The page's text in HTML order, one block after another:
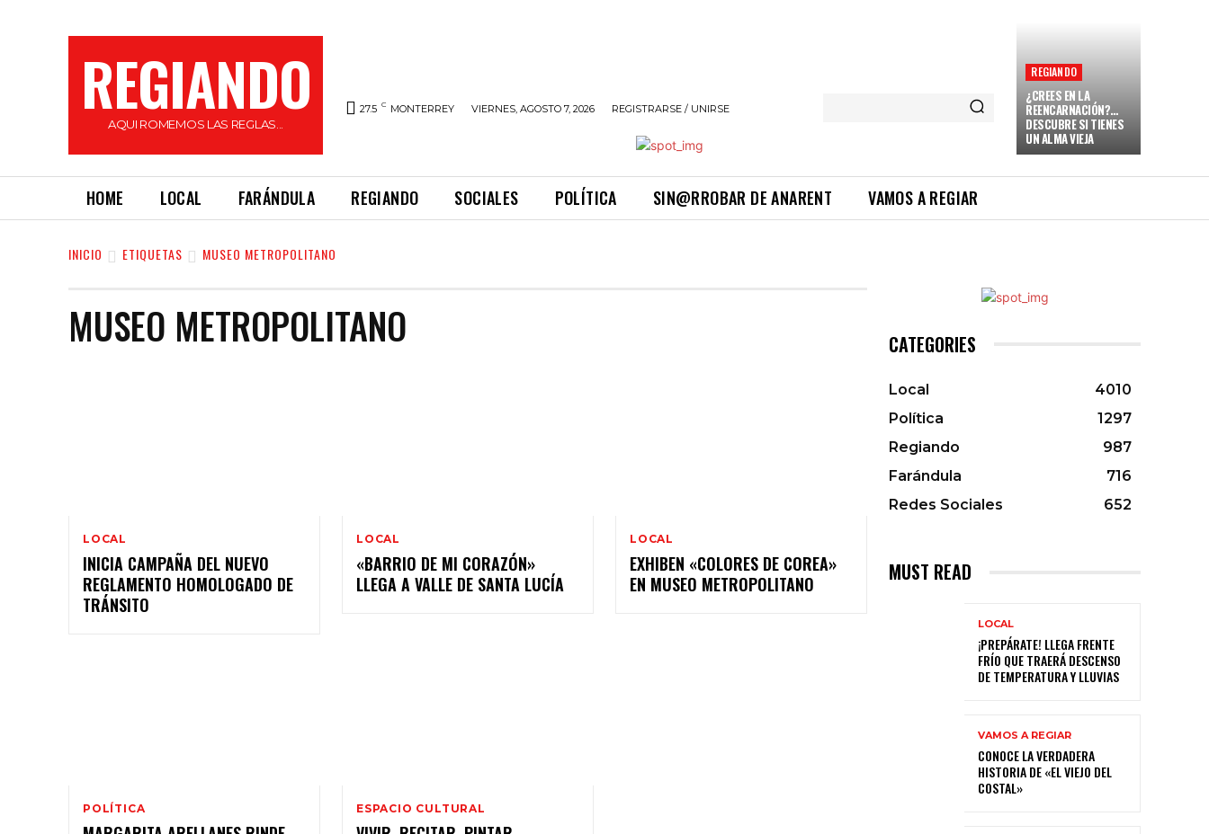
REGIANDO
AQUI ROMEMOS LAS REGLAS...
27.5 C MONTERREY VIERNES, AGOSTO 7, 2026 REGISTRARSE / UNIRSE
REGIANDO
¿CREES EN LA
REENCARNACIÓN?…
DESCUBRE SI TIENES
UN ALMA VIEJA
HOME LOCAL FARÁNDULA REGIANDO SOCIALES POLÍTICA SIN@RROBAR DE ANARENT VAMOS A REGIAR
INICIO ETIQUETAS MUSEO METROPOLITANO
MUSEO METROPOLITANO
LOCAL
INICIA CAMPAÑA DEL NUEVO
REGLAMENTO HOMOLOGADO DE
TRÁNSITO
LOCAL
«BARRIO DE MI CORAZÓN»
LLEGA A VALLE DE SANTA LUCÍA
LOCAL
EXHIBEN «COLORES DE COREA»
EN MUSEO METROPOLITANO
POLÍTICA ESPACIO CULTURAL
CATEGORIES
Local
4010
Política
1297
Regiando
987
Farándula
716
Redes Sociales
652
MUST READ
LOCAL
¡PREPÁRATE! LLEGA FRENTE
FRÍO QUE TRAERÁ DESCENSO
DE TEMPERATURA Y LLUVIAS
VAMOS A REGIAR
CONOCE LA VERDADERA
HISTORIA DE «EL VIEJO DEL
COSTAL»